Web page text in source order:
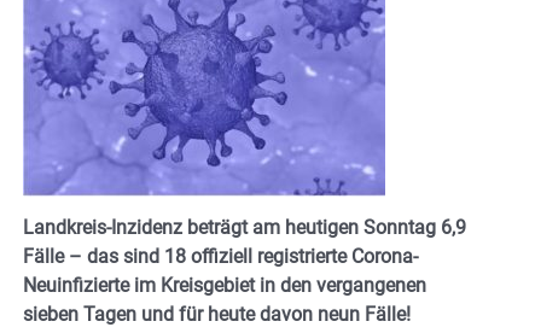
Landkreis-Inzidenz beträgt am heutigen Sonntag 6,9
Fälle – das sind 18 offiziell registrierte Corona-
Neuinfizierte im Kreisgebiet in den vergangenen
sieben Tagen und für heute davon neun Fälle!